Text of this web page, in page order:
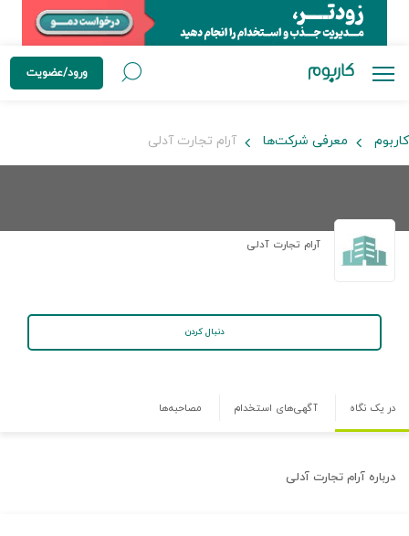
ورود/عضویت
کاربوم معرفی شرکت‌ها آرام تجارت آدلی
آرام تجارت آدلی
دنبال کردن
در یک نگاه آگهی‌های استخدام مصاحبه‌ها
درباره آرام تجارت آدلی